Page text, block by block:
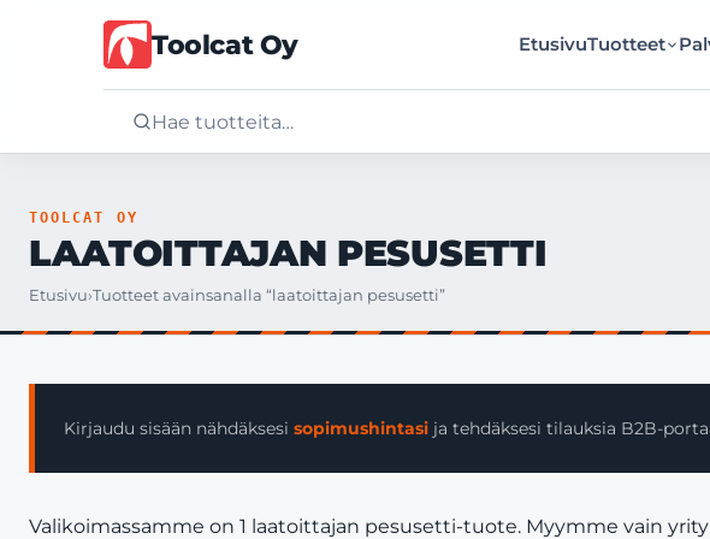
Toolcat Oy EtusivuTuotteet
Tuotteet
Yritys
TOOLCAT OY
LAATOITTAJAN PESUSETTI
Etusivu›Tuotteet avainsanalla “laatoittajan pesusetti”
Kirjaudu sisään nähdäksesi sopimushintasi ja tehdäksesi tilauksia B2B-
Valikoimassamme on 1 laatoittajan pesusetti-tuote. Myymme vain